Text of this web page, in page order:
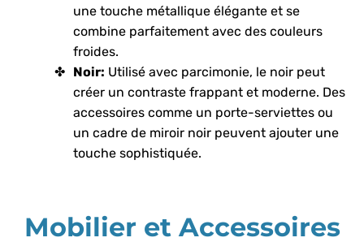
une touche métallique élégante et se
combine parfaitement avec des couleurs
froides.
Noir: Utilisé avec parcimonie, le noir peut
créer un contraste frappant et moderne. Des
accessoires comme un porte-serviettes ou
un cadre de miroir noir peuvent ajouter une
touche sophistiquée.
Mobilier et Accessoires